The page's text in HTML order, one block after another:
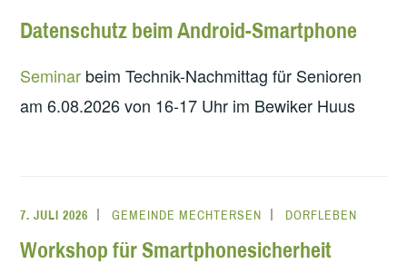
Datenschutz beim Android-Smartphone
Seminar beim Technik-Nachmittag für Senioren
am 6.08.2026 von 16-17 Uhr im Bewiker Huus
7. JULI 2026 GEMEINDE MECHTERSEN DORFLEBEN
Workshop für Smartphonesicherheit